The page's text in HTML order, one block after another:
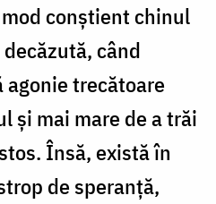
conștient chinul
când
trecătoare
și mai mare de a trăi
Însă, există în
de speranță,